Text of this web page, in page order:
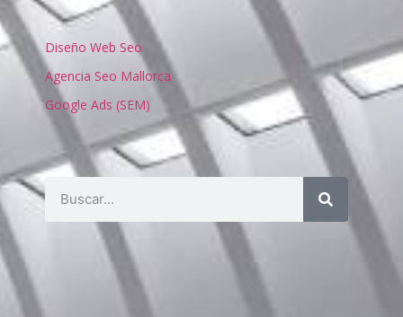
Diseño Web Seo
Agencia Seo Mallorca
Google Ads (SEM)